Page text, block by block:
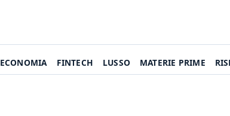
ECONOMIA FINTECH LUSSO MATERIE PRIME